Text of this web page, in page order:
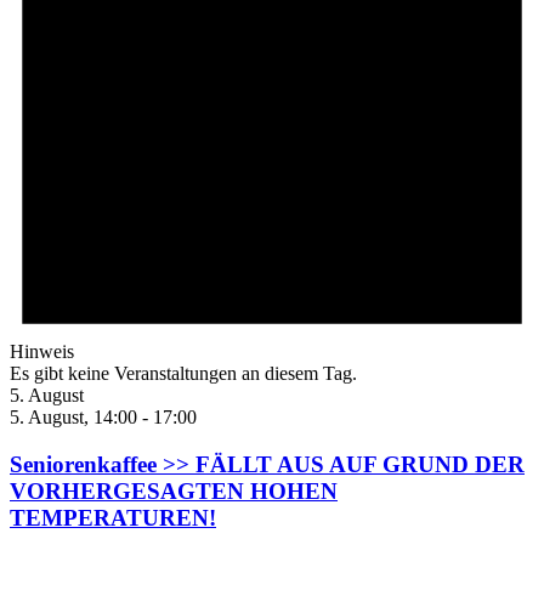
Hinweis
Es gibt keine Veranstaltungen an diesem Tag.
5. August
5. August, 14:00 - 17:00
Seniorenkaffee >> FÄLLT AUS AUF GRUND DER
VORHERGESAGTEN HOHEN
TEMPERATUREN!